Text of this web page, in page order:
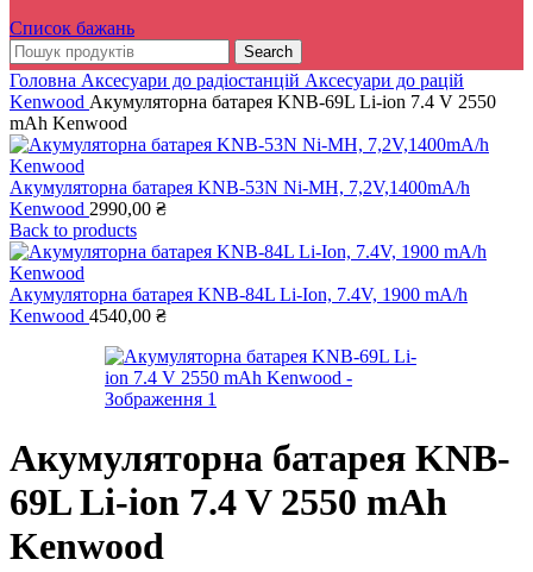
Список бажань
Search
Головна Аксесуари до радіостанцій Аксесуари до рацій
Kenwood Акумуляторна батарея KNB-69L Li-ion 7.4 V 2550
mAh Kenwood
Акумуляторна батарея KNB-53N Ni-MH, 7,2V,1400mA/h
Kenwood 2990,00 ₴
Back to products
Акумуляторна батарея KNB-84L Li-Ion, 7.4V, 1900 mA/h
Kenwood 4540,00 ₴
Акумуляторна батарея KNB-
69L Li-ion 7.4 V 2550 mAh
Kenwood